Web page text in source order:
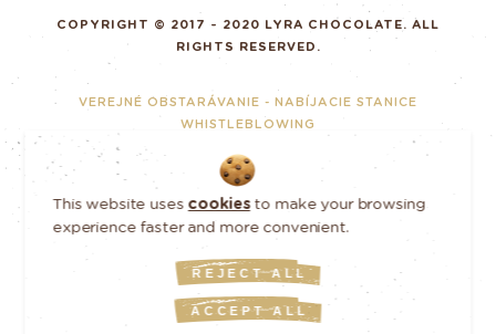
COPYRIGHT © 2017 - 2020 LYRA CHOCOLATE. ALL
RIGHTS RESERVED.
VEREJNÉ OBSTARÁVANIE - NABÍJACIE STANICE
WHISTLEBLOWING
GDPR
THIS WEBSITE WAS CREATED BY ART4WEB
INOVÁCIA VÝROBNÉHO PROCESU
SPOLOČNOSTI LYRA GROUP S.R.O.
This website uses cookiesto make your browsing
experience faster and more convenient.
REJECT ALL
ACCEPT ALL